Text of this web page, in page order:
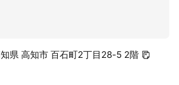
県 高知市 百石町2丁目28-5 2階